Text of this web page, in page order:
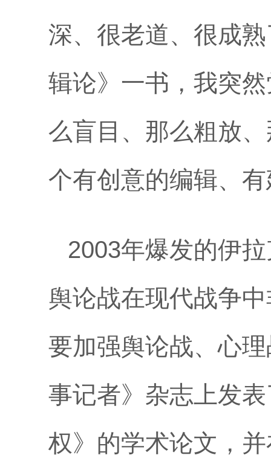
深、很老道、很成
辑论》一书，我突
么盲目、那么粗放
个有创意的编辑、
2003年爆发的伊
舆论战在现代战争
要加强舆论战、心
事记者》杂志上发
权》的学术论文，